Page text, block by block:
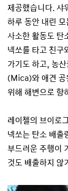
제공했습니다. 샤
하루 동안 내린
사소한 활동도 탄
넥쏘를 타고 친구
가기도 하고, 농
(Mica)와 애견 공
위해 해변으로 향
레이첼의 브이로
넥쏘는 탄소 배출
부드러운 주행이
것도 배출하지 않